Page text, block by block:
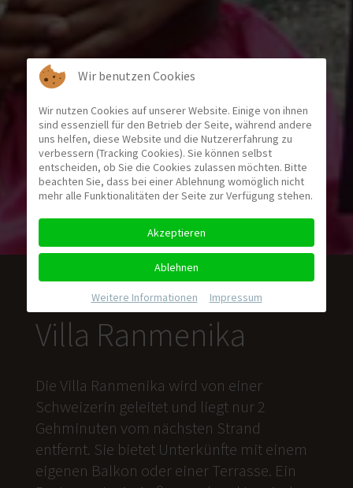
Villa Ranmenika
Die Villa Ranmenika wird von einer
Schweizerin geleitet und liegt nur 2
Gehminuten vom nächsten Strand
entfernt. Sie bietet Unterkünfte mit einem
eigenen Balkon oder einer Terrasse. Ein
Wir benutzen Cookies
Wir nutzen Cookies auf unserer Website. Einige von ihnen
sind essenziell für den Betrieb der Seite, während andere
uns helfen, diese Website und die Nutzererfahrung zu
verbessern (Tracking Cookies). Sie können selbst
entscheiden, ob Sie die Cookies zulassen möchten. Bitte
beachten Sie, dass bei einer Ablehnung womöglich nicht
mehr alle Funktionalitäten der Seite zur Verfügung stehen.
Akzeptieren
Ablehnen
Weitere Informationen Impressum